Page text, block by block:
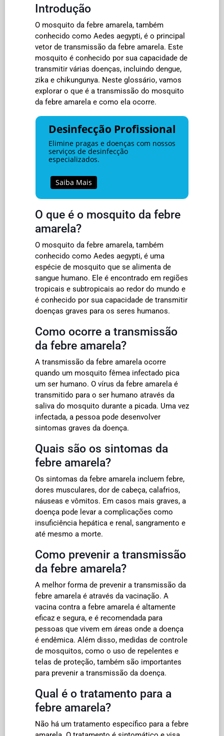
Introdução
O mosquito da febre amarela, também
conhecido como Aedes aegypti, é o principal
vetor de transmissão da febre amarela. Este
mosquito é conhecido por sua capacidade de
transmitir várias doenças, incluindo dengue,
zika e chikungunya. Neste glossário, vamos
explorar o que é a transmissão do mosquito
da febre amarela e como ela ocorre.
Desinfecção Profissional
Elimine pragas e doenças com nossos
serviços de desinfecção
especializados.
Saiba Mais
O que é o mosquito da febre
amarela?
O mosquito da febre amarela, também
conhecido como Aedes aegypti, é uma
espécie de mosquito que se alimenta de
sangue humano. Ele é encontrado em regiões
tropicais e subtropicais ao redor do mundo e
é conhecido por sua capacidade de transmitir
doenças graves para os seres humanos.
Como ocorre a transmissão
da febre amarela?
A transmissão da febre amarela ocorre
quando um mosquito fêmea infectado pica
um ser humano. O vírus da febre amarela é
transmitido para o ser humano através da
saliva do mosquito durante a picada. Uma vez
infectada, a pessoa pode desenvolver
sintomas graves da doença.
Quais são os sintomas da
febre amarela?
Os sintomas da febre amarela incluem febre,
dores musculares, dor de cabeça, calafrios,
náuseas e vômitos. Em casos mais graves, a
doença pode levar a complicações como
insuficiência hepática e renal, sangramento e
até mesmo a morte.
Como prevenir a transmissão
da febre amarela?
A melhor forma de prevenir a transmissão da
febre amarela é através da vacinação. A
vacina contra a febre amarela é altamente
eficaz e segura, e é recomendada para
pessoas que vivem em áreas onde a doença
é endêmica. Além disso, medidas de controle
de mosquitos, como o uso de repelentes e
telas de proteção, também são importantes
para prevenir a transmissão da doença.
Qual é o tratamento para a
febre amarela?
Não há um tratamento específico para a febre